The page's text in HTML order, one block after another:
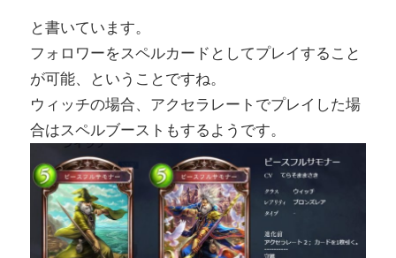
と書いています。
フォロワーをスペルカードとしてプレイすること
が可能、ということですね。
ウィッチの場合、アクセラレートでプレイした場
合はスペルブーストもするようです。